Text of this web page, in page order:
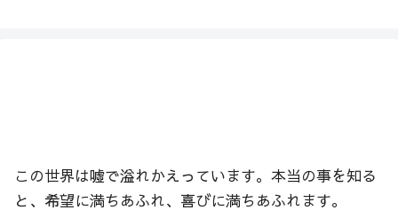
この世界は噓で溢れかえっています。本当の事を知る
と、希望に満ちあふれ、喜びに満ちあふれます。